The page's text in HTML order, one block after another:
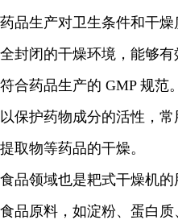
药品生产对卫生条件和干
全封闭的干燥环境，能够有
符合药品生产的 GMP 规范
以保护药物成分的活性，
提取物等药品的干燥。
食品领域也是耙式干燥机
食品原料，如淀粉、蛋白